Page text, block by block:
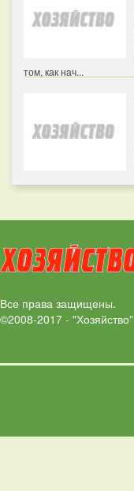
том, как нач...
Все права защищены.
©2008-2017 - "Хозяйство"